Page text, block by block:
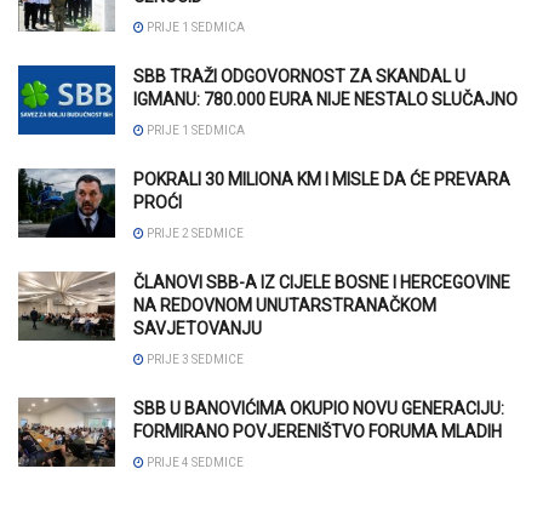
PRIJE 1 SEDMICA
SBB TRAŽI ODGOVORNOST ZA SKANDAL U
IGMANU: 780.000 EURA NIJE NESTALO SLUČAJNO
PRIJE 1 SEDMICA
POKRALI 30 MILIONA KM I MISLE DA ĆE PREVARA
PROĆI
PRIJE 2 SEDMICE
ČLANOVI SBB-A IZ CIJELE BOSNE I HERCEGOVINE
NA REDOVNOM UNUTARSTRANAČKOM
SAVJETOVANJU
PRIJE 3 SEDMICE
SBB U BANOVIĆIMA OKUPIO NOVU GENERACIJU:
FORMIRANO POVJERENIŠTVO FORUMA MLADIH
PRIJE 4 SEDMICE